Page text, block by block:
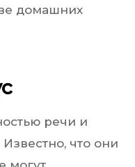
домашних
речи и
что они